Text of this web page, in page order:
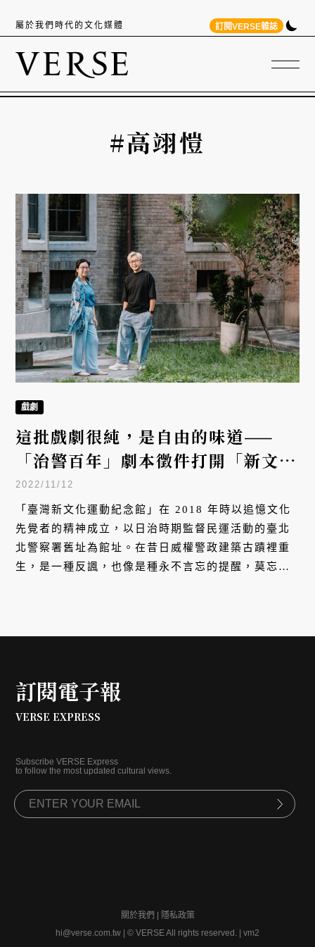
屬於我們時代的文化媒體 訂閱VERSE雜誌
#高翊愷
戲劇
這批戲劇很純，是自由的味道——
「治警百年」劇本徵件打開「新文化
運動」的多元宇宙
2022/11/12
「臺灣新文化運動紀念館」在 2018 年時以追憶文化
先覺者的精神成立，以日治時期監督民運活動的臺北
北警察署舊址為館址。在昔日威權警政建築古蹟裡重
生，是一種反諷，也像是種永不言忘的提醒，莫忘過
訂閱電子報
VERSE EXPRESS
Subscribe VERSE Express
to follow the most updated cultural views.
關於我們
隱私政策
hi@verse.com.tw
© VERSE All rights reserved. | vm2